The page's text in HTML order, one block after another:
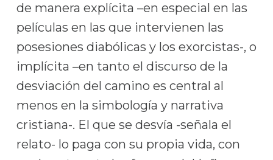
de manera explícita –en especial en las
películas en las que intervienen las
posesiones diabólicas y los exorcistas-, o
implícita –en tanto el discurso de la
desviación del camino es central al
menos en la simbología y narrativa
cristiana-. El que se desvía -señala el
relato- lo paga con su propia vida, con